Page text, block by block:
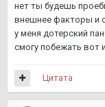
нет ты будешь
внешнее факторы и
у меня дотерский
смогу побежать вот
Цитата